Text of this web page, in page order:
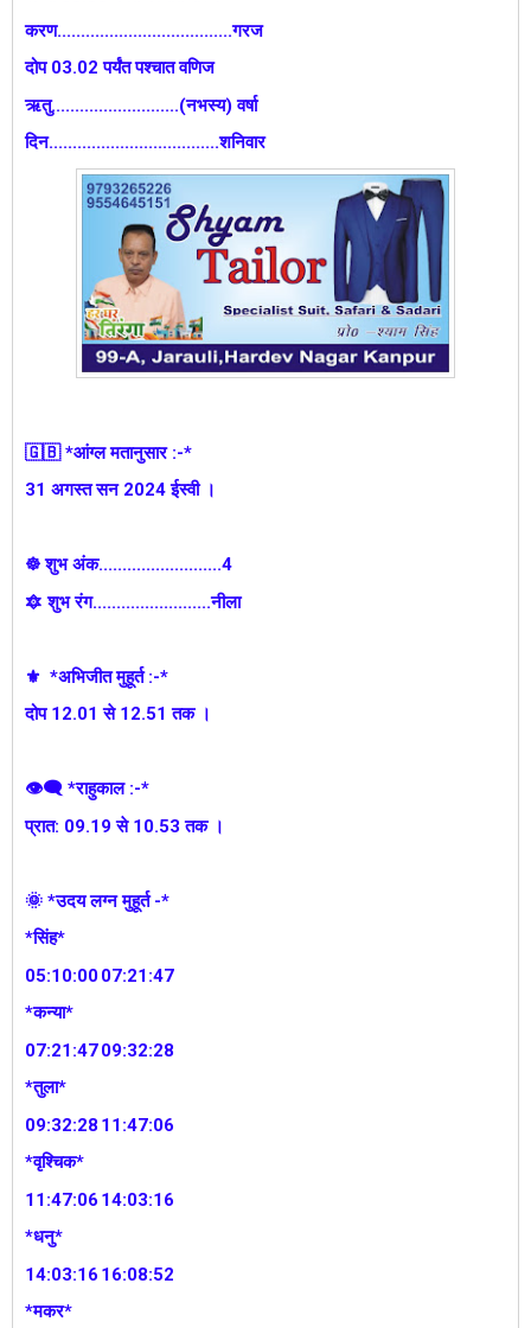
करण.....................................गरज
दोप 03.02 पर्यंत पश्चात वणिज
ऋतु...........................(नभस्य) वर्षा
दिन....................................शनिवार
🇬🇧 *आंग्ल मतानुसार :-*
31 अगस्त सन 2024 ईस्वी ।
☸ शुभ अंक..........................4
🔯 शुभ रंग.........................नीला
⚜️ *अभिजीत मुहूर्त :-*
दोप 12.01 से 12.51 तक ।
👁‍🗨 *राहुकाल :-*
प्रात: 09.19 से 10.53 तक ।
🌞 *उदय लग्न मुहूर्त -*
*सिंह*
05:10:0007:21:47
*कन्या*
07:21:4709:32:28
*तुला*
09:32:28 11:47:06
*वृश्चिक*
11:47:06 14:03:16
*धनु*
14:03:16 16:08:52
*मकर*